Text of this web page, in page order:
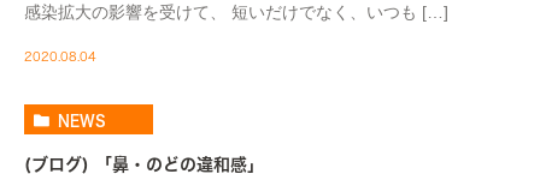
感染拡大の影響を受けて、 短いだけでなく、いつも […]
2020.08.04
NEWS
(ブログ) 「鼻・のどの違和感」